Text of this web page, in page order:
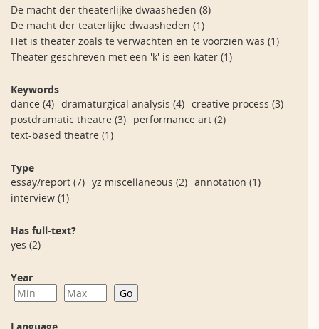
De macht der theaterlijke dwaasheden (8)
De macht der teaterlijke dwaasheden (1)
Het is theater zoals te verwachten en te voorzien was (1)
Theater geschreven met een 'k' is een kater (1)
Keywords
dance (4) dramaturgical analysis (4) creative process (3)
postdramatic theatre (3) performance art (2)
text-based theatre (1)
Type
essay/report (7) yz miscellaneous (2) annotation (1)
interview (1)
Has full-text?
yes (2)
Year